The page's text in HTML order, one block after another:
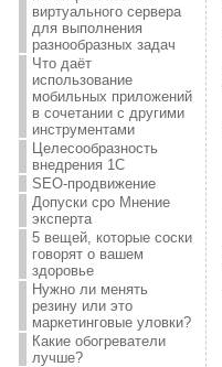
виртуального сервера
для выполнения
разнообразных задач
Что даёт
использование
мобильных приложений
в сочетании с другими
инструментами
Целесообразность
внедрения 1С
SEO-продвижение
Допуски сро Мнение
эксперта
5 вещей, которые соски
говорят о вашем
здоровье
Нужно ли менять
резину или это
маркетинговые уловки?
Какие обогреватели
лучше?